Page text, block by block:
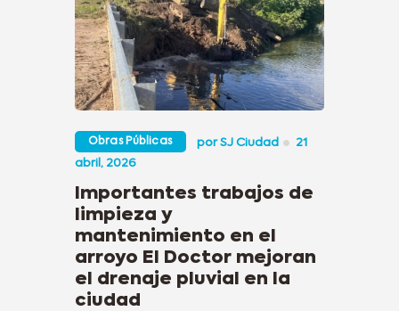
Obras Públicas porSJ Ciudad
21
abril, 2026
Importantes trabajos de
limpieza y
mantenimiento en el
arroyo El Doctor mejoran
el drenaje pluvial en la
ciudad